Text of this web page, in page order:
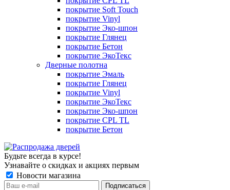
покрытие Soft Touch
покрытие Vinyl
покрытие Эко-шпон
покрытие Глянец
покрытие Бетон
покрытие ЭкоТекс
Дверные полотна
покрытие Эмаль
покрытие Глянец
покрытие Vinyl
покрытие ЭкоТекс
покрытие Эко-шпон
покрытие CPL TL
покрытие Бетон
Будьте всегда в курсе!
Узнавайте о скидках и акциях первым
Новости магазина